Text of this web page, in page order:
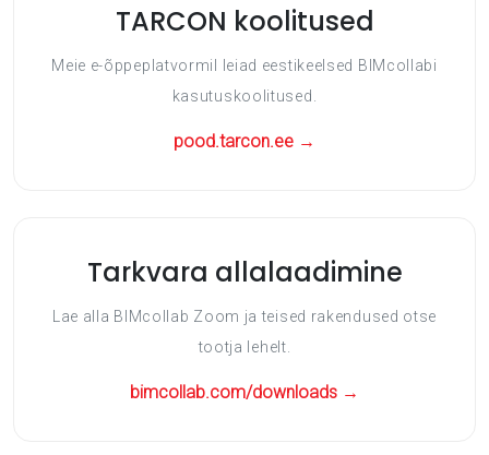
TARCON koolitused
Meie e-õppeplatvormil leiad eestikeelsed BIMcollabi
kasutuskoolitused.
pood.tarcon.ee →
Tarkvara allalaadimine
Lae alla BIMcollab Zoom ja teised rakendused otse
tootja lehelt.
bimcollab.com/downloads →